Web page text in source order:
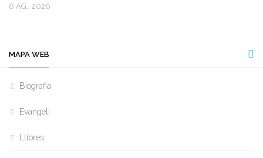
6 AG., 2026
MAPA WEB
Biografia
Evangeli
Llibres